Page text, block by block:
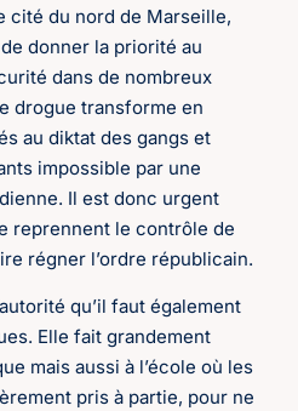
cité du nord de Marseille,
donner la priorité au
dans de nombreux
drogue transforme en
au diktat des gangs et
impossible par une
Il est donc urgent
reprennent le contrôle de
régner l’ordre républicain.
qu’il faut également
Elle fait grandement
mais aussi à l’école où les
pris à partie, pour ne